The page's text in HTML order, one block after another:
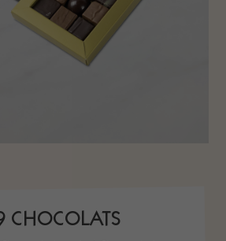
CHOCOLATS